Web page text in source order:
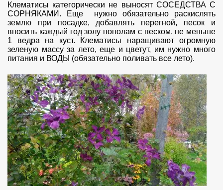
Клематисы категорически не выносят СОСЕДСТВА С
СОРНЯКАМИ. Еще нужно обязательно раскислять
землю при посадке, добавлять перегной, песок и
вносить каждый год золу пополам с песком, не меньше
1 ведра на куст. Клематисы наращивают огромную
зеленую массу за лето, еще и цветут, им нужно много
питания и ВОДЫ (обязательно поливать все лето).